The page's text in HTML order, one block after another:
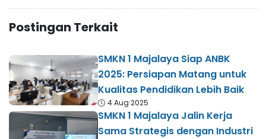
Postingan Terkait
SMKN 1 Majalaya Siap ANBK
2025: Persiapan Matang untuk
Kualitas Pendidikan Lebih Baik
4 Aug 2025
SMKN 1 Majalaya Jalin Kerja
Sama Strategis dengan Industri